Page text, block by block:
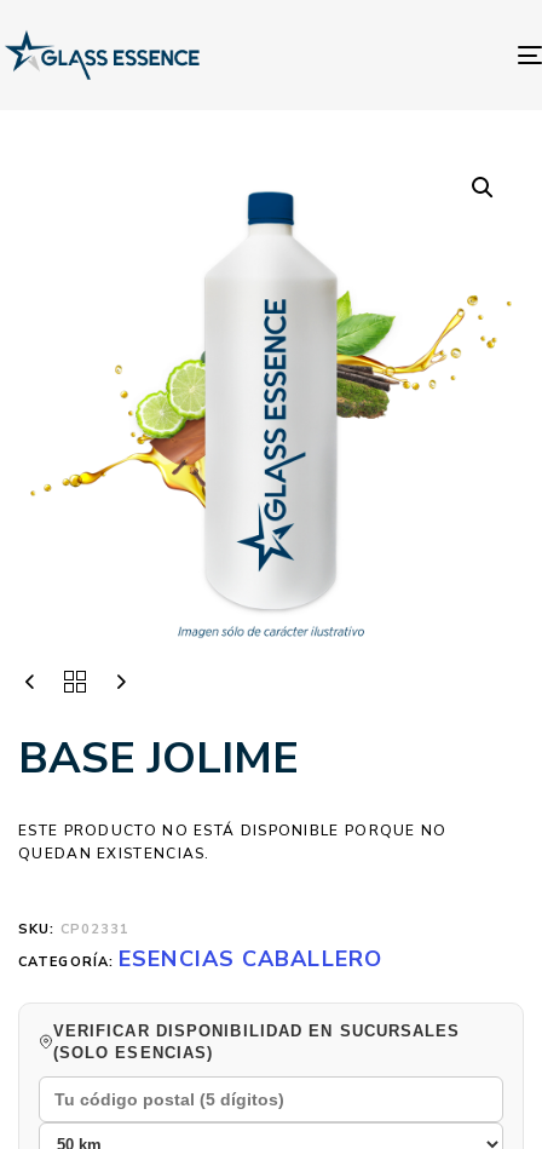
BASE JOLIME
ESTE PRODUCTO NO ESTÁ DISPONIBLE PORQUE NO
QUEDAN EXISTENCIAS.
SKU: CP02331
CATEGORÍA: ESENCIAS CABALLERO
VERIFICAR DISPONIBILIDAD EN SUCURSALES
(SOLO ESENCIAS)